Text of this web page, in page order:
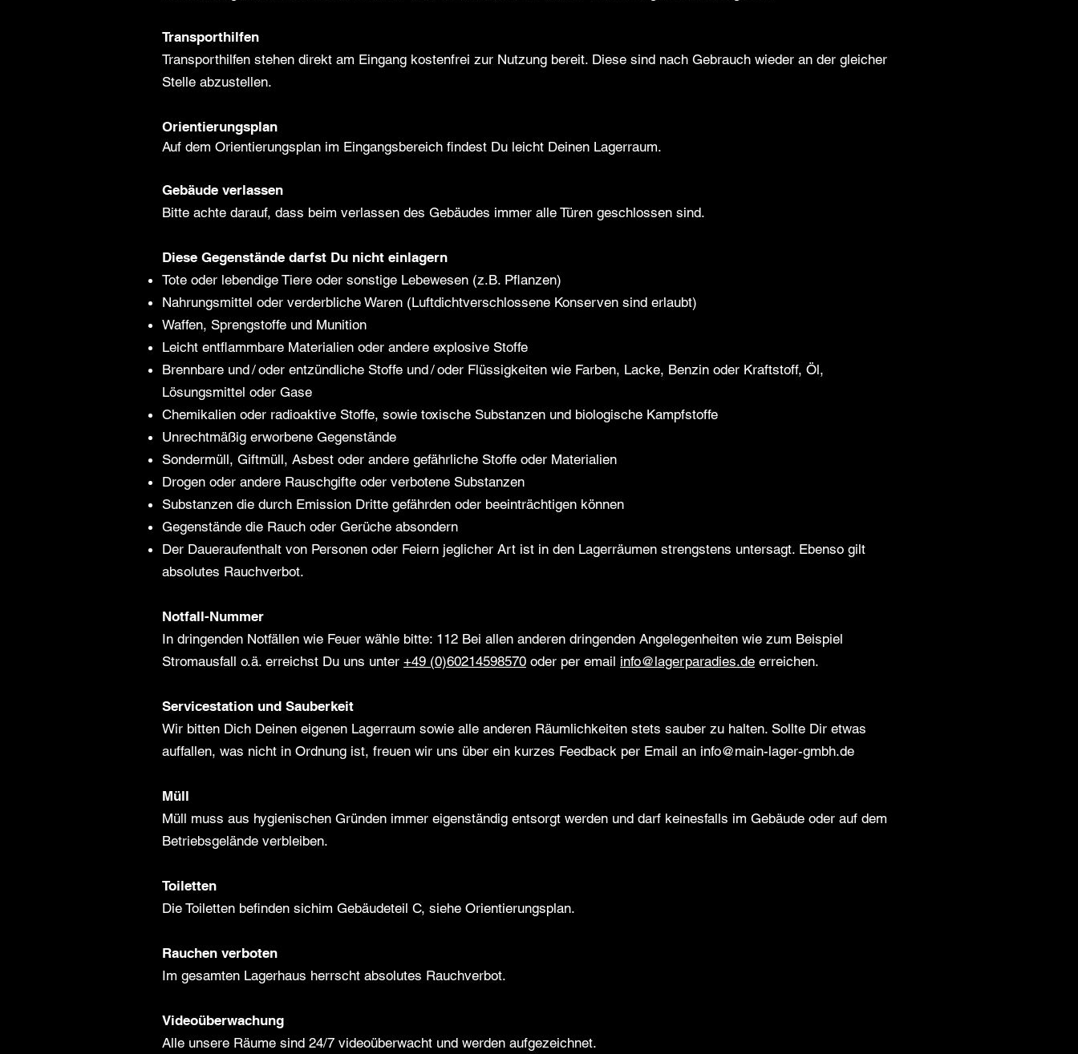
Transporthilfen
Transporthilfen stehen direkt am Eingang kostenfrei zur Nutzung bereit. Diese sind nach Gebrauch wieder an der gleicher
Stelle abzustellen.
Orientierungsplan
Auf dem Orientierungsplan im Eingangsbereich findest Du leicht Deinen Lagerraum.
Gebäude verlassen
Bitte achte darauf, dass beim verlassen des Gebäudes immer alle Türen geschlossen sind.
Diese Gegenstände darfst Du nicht einlagern
Tote oder lebendige Tiere oder sonstige Lebewesen (z.B. Pflanzen)
Nahrungsmittel oder verderbliche Waren (Luftdichtverschlossene Konserven sind erlaubt)
Waffen, Sprengstoffe und Munition
Leicht entflammbare Materialien oder andere explosive Stoffe
Brennbare und / oder entzündliche Stoffe und / oder Flüssigkeiten wie Farben, Lacke, Benzin oder Kraftstoff, Öl,
Lösungsmittel oder Gase
Chemikalien oder radioaktive Stoffe, sowie toxische Substanzen und biologische Kampfstoffe
Unrechtmäßig erworbene Gegenstände
Sondermüll, Giftmüll, Asbest oder andere gefährliche Stoffe oder Materialien
Drogen oder andere Rauschgifte oder verbotene Substanzen
Substanzen die durch Emission Dritte gefährden oder beeinträchtigen können
Gegenstände die Rauch oder Gerüche absondern
Der Daueraufenthalt von Personen oder Feiern jeglicher Art ist in den Lagerräumen strengstens untersagt. Ebenso gilt
absolutes Rauchverbot.
Notfall-Nummer
In dringenden Notfällen wie Feuer wähle bitte: 112 Bei allen anderen dringenden Angelegenheiten wie zum Beispiel
Stromausfall o.ä. erreichst Du uns unter +49 (0)60214598570 oder per email info@lagerparadies.de erreichen.
Servicestation und Sauberkeit
Wir bitten Dich Deinen eigenen Lagerraum sowie alle anderen Räumlichkeiten stets sauber zu halten. Sollte Dir etwas
auffallen, was nicht in Ordnung ist, freuen wir uns über ein kurzes Feedback per Email an info@main-lager-gmbh.de
Müll
Müll muss aus hygienischen Gründen immer eigenständig entsorgt werden und darf keinesfalls im Gebäude oder auf dem
Betriebsgelände verbleiben.
Toiletten
Die Toiletten befinden sichim Gebäudeteil C, siehe Orientierungsplan.
Rauchen verboten
Im gesamten Lagerhaus herrscht absolutes Rauchverbot.
Videoüberwachung
Alle unsere Räume sind 24/7 videoüberwacht und werden aufgezeichnet.